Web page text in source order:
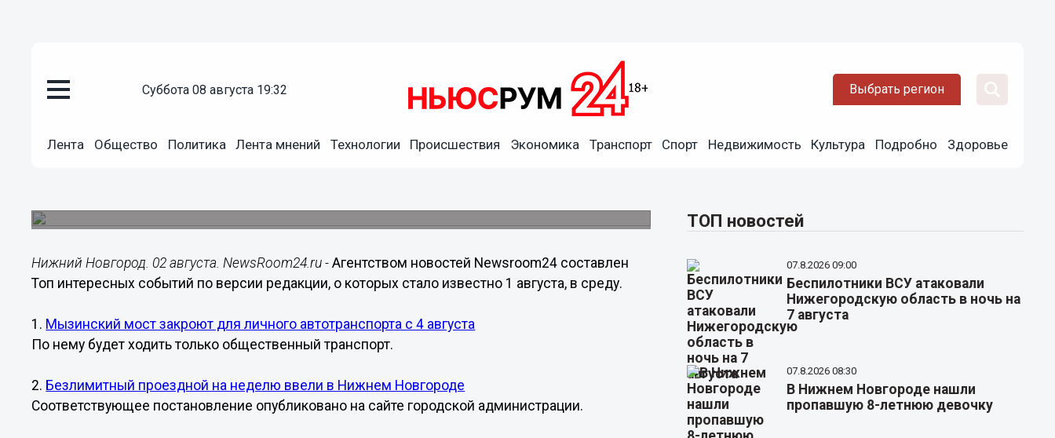
суббота 08 августа 19:32 Выбрать регион
Лента Общество Политика Лента мнений Технологии Происшествия Экономика Транспорт Спорт Недвижимость Культура Подробно Здоровье
Названы самые интересные события в Нижегородской
Нижний Новгород. 02 августа. NewsRoom24.ru -Агентством новостей Newsroom24 составлен
Топ интересных событий по версии редакции, о которых стало известно 1 августа, в среду.
1. Мызинский мост закроют для личного автотранспорта с 4 августа
По нему будет ходить только общественный транспорт.
2. Безлимитный проездной на неделю ввели в Нижнем Новгороде
Соответствующее постановление опубликовано на сайте городской администрации.
ТОП новостей
07.8.2026 09:00
Беспилотники ВСУ атаковали
Нижегородскую область в ночь на
7 августа
07.8.2026 08:30
В Нижнем Новгороде нашли
пропавшую 8-летнюю девочку